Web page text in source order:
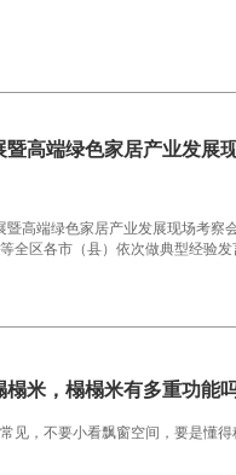
高端绿色家居产业发展
高端绿色家居产业发展现场考察
等全区各市（县）依次做典型经
米，榻榻米有多重功能
见，不要小看飘窗空间，要是懂